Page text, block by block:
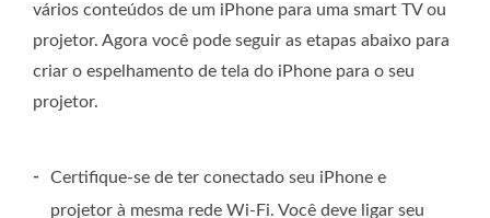
vários conteúdos de um iPhone para uma smart TV ou
projetor. Agora você pode seguir as etapas abaixo para
criar o espelhamento de tela do iPhone para o seu
projetor.
-
Certifique-se de ter conectado seu iPhone e
projetor à mesma rede Wi-Fi. Você deve ligar seu